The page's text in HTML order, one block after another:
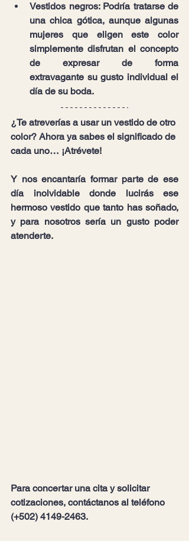
Vestidos negros: Podría tratarse de
una chica gótica, aunque algunas
mujeres que eligen este color
simplemente disfrutan el concepto
de expresar de forma
extravagante su gusto individual el
día de su boda.
¿Te atreverías a usar un vestido de otro
color? Ahora ya sabes el significado de
cada uno… ¡Atrévete!
Y nos encantaría formar parte de ese
día inolvidable donde lucirás ese
hermoso vestido que tanto has soñado,
y para nosotros sería un gusto poder
atenderte.
Para concertar una cita y solicitar
cotizaciones, contáctanos al teléfono
(+502) 4149-2463.